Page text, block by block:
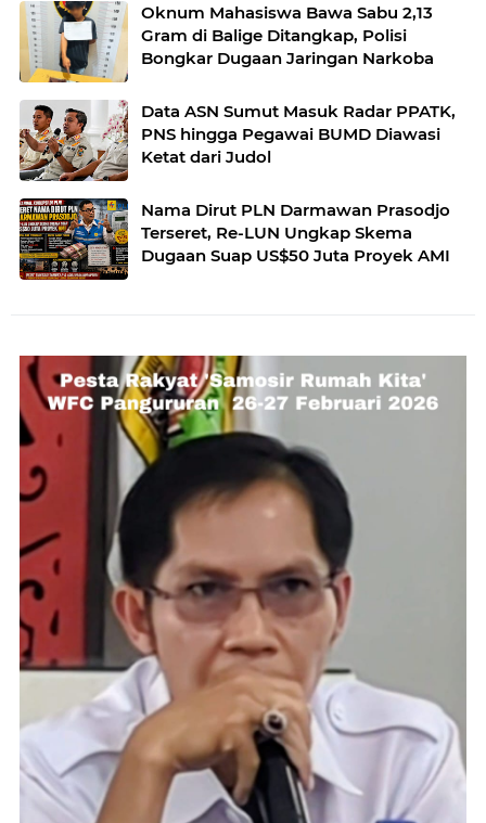
Oknum Mahasiswa Bawa Sabu 2,13
Gram di Balige Ditangkap, Polisi
Bongkar Dugaan Jaringan Narkoba
Data ASN Sumut Masuk Radar PPATK,
PNS hingga Pegawai BUMD Diawasi
Ketat dari Judol
Nama Dirut PLN Darmawan Prasodjo
Terseret, Re-LUN Ungkap Skema
Dugaan Suap US$50 Juta Proyek AMI